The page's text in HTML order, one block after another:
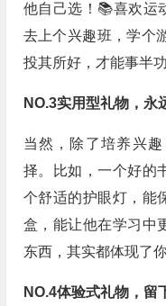
他自己选！📚喜欢运
去上个兴趣班，学个
投其所好，才能事半功
NO.3实用型礼物，永
当然，除了培养兴
择。比如，一个好的
个舒适的护眼灯，能
盒，能让他在学习中
东西，其实都体现了
NO.4体验式礼物，留